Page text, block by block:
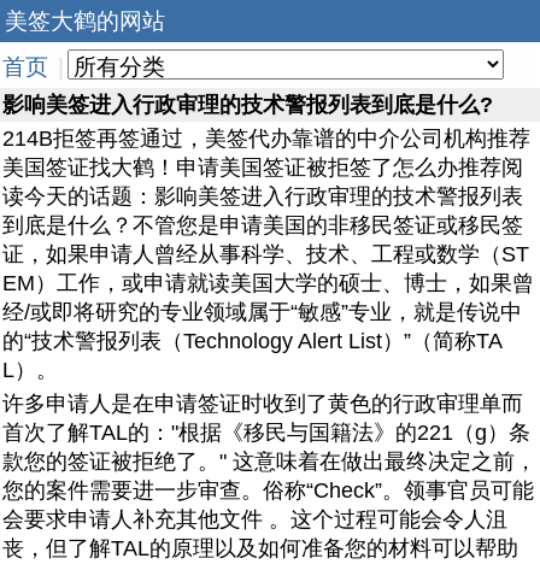
美签大鹤的网站
首页
影响美签进入行政审理的技术警报列表到底是什么?
214B拒签再签通过，美签代办靠谱的中介公司机构推荐
美国签证找大鹤！申请美国签证被拒签了怎么办推荐阅
读今天的话题：影响美签进入行政审理的技术警报列表
到底是什么？不管您是申请美国的非移民签证或移民签
证，如果申请人曾经从事科学、技术、工程或数学（ST
EM）工作，或申请就读美国大学的硕士、博士，如果曾
经/或即将研究的专业领域属于“敏感”专业，就是传说中
的“技术警报列表（Technology Alert List）”（简称TA
L）。
许多申请人是在申请签证时收到了黄色的行政审理单而
首次了解TAL的："根据《移民与国籍法》的221（g）条
款您的签证被拒绝了。" 这意味着在做出最终决定之前，
您的案件需要进一步审查。俗称“Check”。领事官员可能
会要求申请人补充其他文件 。这个过程可能会令人沮
丧，但了解TAL的原理以及如何准备您的材料可以帮助